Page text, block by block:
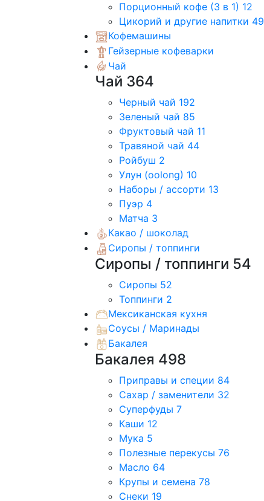
Порционный кофе (3 в 1) 12
Цикорий и другие напитки 49
Кофемашины
Гейзерные кофеварки
Чай
Чай 364
Черный чай 192
Зеленый чай 85
Фруктовый чай 11
Травяной чай 44
Ройбуш 2
Улун (oolong) 10
Наборы / ассорти 13
Пуэр 4
Матча 3
Какао / шоколад
Сиропы / топпинги
Сиропы / топпинги 54
Сиропы 52
Топпинги 2
Мексиканская кухня
Соусы / Маринады
Бакалея
Бакалея 498
Приправы и специи 84
Сахар / заменители 32
Суперфуды 7
Каши 12
Мука 5
Полезные перекусы 76
Масло 64
Крупы и семена 78
Снеки 19